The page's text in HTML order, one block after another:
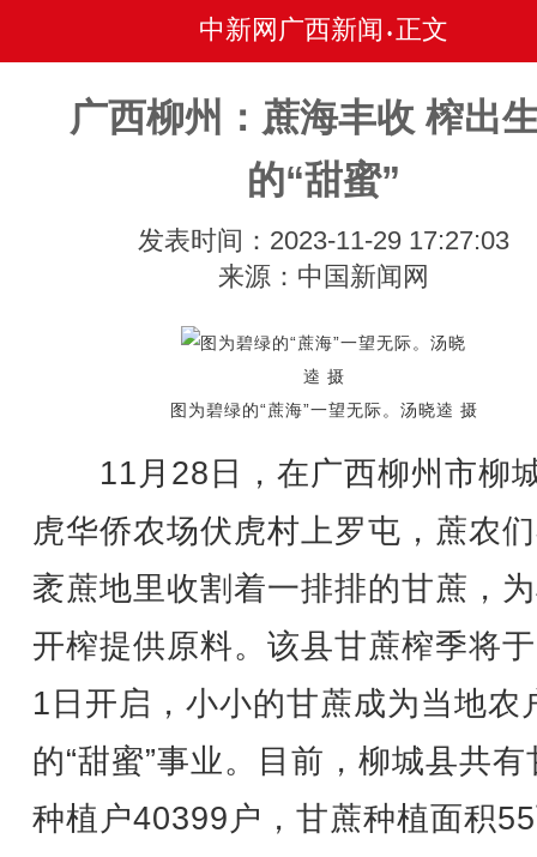
中新网广西新闻 • 正文
广西柳州：蔗海丰收 榨出
的“甜蜜”
发表时间：2023-11-29 17:27:03
来源：中国新闻网
图为碧绿的“蔗海”一望无际。汤晓逵 摄
11月28日，在广西柳州市柳
虎华侨农场伏虎村上罗屯，蔗农
袤蔗地里收割着一排排的甘蔗，
开榨提供原料。该县甘蔗榨季将
1日开启，小小的甘蔗成为当地农
的“甜蜜”事业。目前，柳城县共有
种植户40399户，甘蔗种植面积